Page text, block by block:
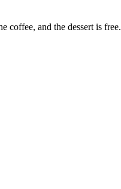
coffee, and the dessert is free.